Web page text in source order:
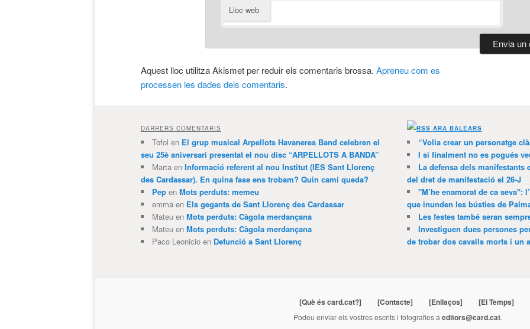
Lloc web
Aquest lloc utilitza Akismet per reduir els comentaris brossa. Apreneu com es
processen les dades dels comentaris.
DARRERS COMENTARIS
Tofol en El grup musical Arpellots Havaneres Band celebren el
seu 25è aniversari presentat el nou disc “ARPELLOTS A BANDA”
Martaen Informació referent al nou Institut (IES Sant Llorenç
des Cardassar). En quina fase ens trobam? Quin camí queda?
Pepen Mots perduts: memeu
emmaen Els gegants de Sant Llorenç des Cardassar
Mateuen Mots perduts: Càgola merdançana
Mateuen Mots perduts: Càgola merdançana
Paco Leonicioen Defunció a Sant Llorenç
ARA BALEARS
“Volia crear un personatge
I si finalment no es pogués
La defensa dels
del dret de manifestació el 26-J
"M’he enamorat de ca seva":
que inunden les bústies de
Les festes també seran
Investiguen dues persones
de trobar dos cavalls morts i un
[Què és card.cat?] [Contacte] [Enllaços] [El Temps]
Podeu enviar els vostres escrits i fotografies a editors@card.cat.